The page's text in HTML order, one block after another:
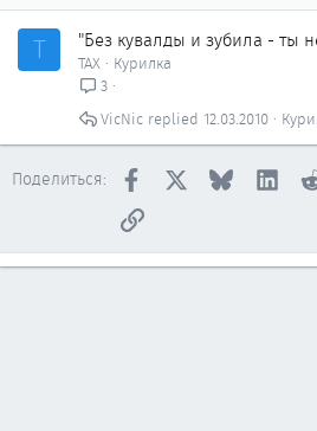
Т "Без кувалды и зубила - ты
ТАХ
Курилка
3
12.03.2010
VicNic
Поделиться: Facebook Bluesky
Ссылка